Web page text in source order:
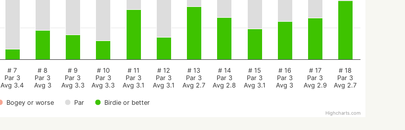
Bogey or worse Par Birdie or better
# 7
Par 3
Avg 3.4
# 8
Par 3
Avg 3
# 9
Par 3
Avg 3.3
# 10
Par 3
Avg 3.3
# 11
Par 3
Avg 3.1
# 12
Par 3
Avg 3.1
# 13
Par 3
Avg 2.7
# 14
Par 3
Avg 2.8
# 15
Par 3
Avg 3.1
# 16
Par 3
Avg 3
# 17
Par 3
Avg 2.9
# 18
Par 3
Avg 2.7
Highcharts.com